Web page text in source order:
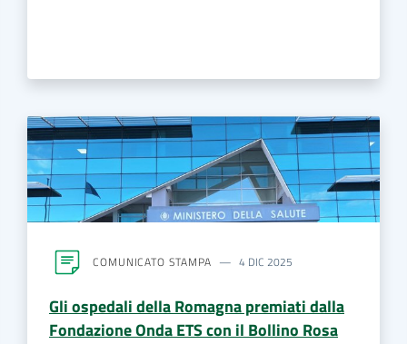
COMUNICATO STAMPA 4 DIC 2025
Gli ospedali della Romagna premiati dalla
Fondazione Onda ETS con il Bollino Rosa